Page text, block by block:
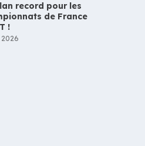
record pour les
de France
!
2026